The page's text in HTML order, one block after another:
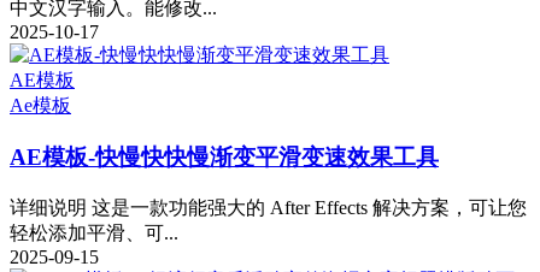
中文汉字输入。能修改...
2025-10-17
AE模板
Ae模板
AE模板-快慢快快慢渐变平滑变速效果工具
详细说明 这是一款功能强大的 After Effects 解决方案，可让您
轻松添加平滑、可...
2025-09-15